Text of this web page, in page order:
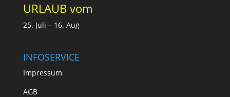
URLAUB vom
25. Juli – 16. Aug
INFOSERVICE
Impressum
AGB